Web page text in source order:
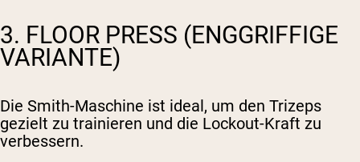
3. FLOOR PRESS (ENGGRIFFIGE
VARIANTE)
Die Smith-Maschine ist ideal, um den Trizeps
gezielt zu trainieren und die Lockout-Kraft zu
verbessern.